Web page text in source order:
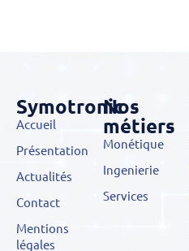
Symotronic
Accueil
Présentation
Actualités
Contact
Mentions
légales
Nos
métiers
Monétique
Ingenierie
Services